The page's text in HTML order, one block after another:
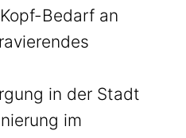
Bedarf an
in der Stadt
im